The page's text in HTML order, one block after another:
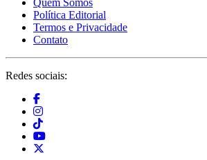
Quem Somos
Política Editorial
Termos e Privacidade
Contato
Redes sociais: